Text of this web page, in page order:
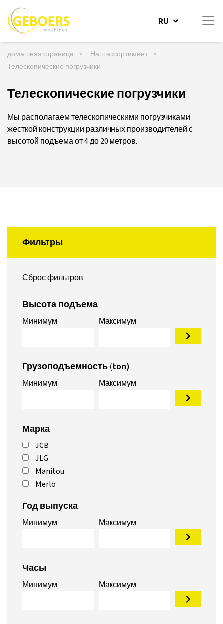
К содержанию
RU
домашняя страница
Наш ассортимент
Телескопические погрузчики
Телескопические погрузчики
Мы располагаем телескопическими погрузчиками
жесткой конструкции различных производителей с
высотой подъема от 4 до 20 метров.
Фильтры
Сброс фильтров
Высота подъема
Минимум Максимум
Грузоподъемность (ton)
Минимум Максимум
Марка
JCB
JLG
Manitou
Merlo
Год выпуска
Минимум Максимум
Часы
Минимум Максимум